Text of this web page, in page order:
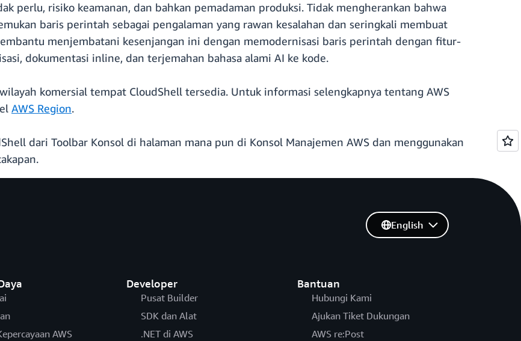
perlu, risiko keamanan, dan bahkan pemadaman produksi. Tidak mengherankan bahwa
baris perintah sebagai pengalaman yang rawan kesalahan dan seringkali membuat
menjembatani kesenjangan ini dengan memodernisasi baris perintah dengan fitur-
dokumentasi inline, dan terjemahan bahasa alami AI ke kode.
komersial tempat CloudShell tersedia. Untuk informasi selengkapnya tentang AWS
AWS Region.
dari Toolbar Konsol di halaman mana pun di Konsol Manajemen AWS dan menggunakan
AWS
Developer
Pusat Builder
SDK dan Alat
.NET di AWS
Bantuan
Hubungi Kami
Ajukan Tiket Dukungan
AWS re:Post
English